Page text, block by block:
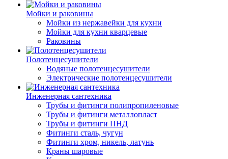
Мойки и раковины
Мойки из нержавейки для кухни
Мойки для кухни кварцевые
Раковины
Полотенцесушители
Водяные полотенцесушители
Электрические полотенцесушители
Инженерная сантехника
Трубы и фитинги полипропиленовые
Трубы и фитинги металлопласт
Трубы и фитинги ПНД
Фитинги сталь, чугун
Фитинги хром, никель, латунь
Краны шаровые